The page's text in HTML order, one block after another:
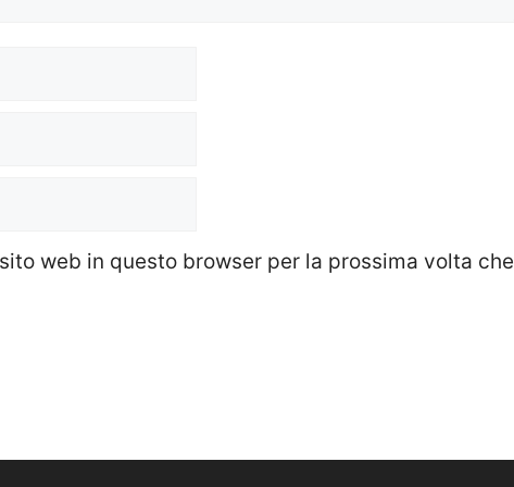
web in questo browser per la prossima volta che